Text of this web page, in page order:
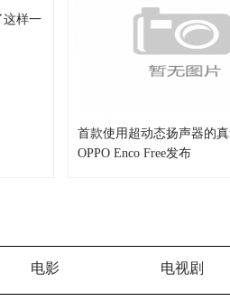
这样一
首款使用超动态扬声器的
OPPO Enco Free发布
电影 电视剧